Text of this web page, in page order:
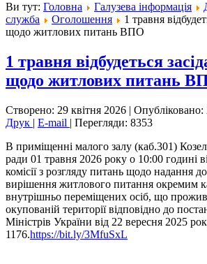
Ви тут: Головна Галузева інформація
служба
Оголошення
1 травня
щодо житлових питань ВПО
1 травня відбудеться
щодо житлових питань
Створено: 29 квітня 2026 | Опубліковано:
Друк | E-mail | Перегляди: 8353
В приміщенні малого залу (каб.301)
ради 01 травня 2026 року о 10:00 годині
комісії з розгляду питань щодо надання
вирішення житлового питання окремим
внутрішньо переміщених осіб, що
окупованій території відповідно до
Міністрів України від 22 вересня 2025
1176.https://bit.ly/3MfuSxL